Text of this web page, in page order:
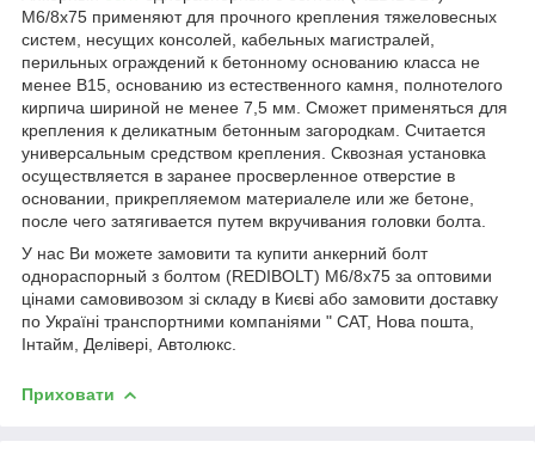
М6/8x75 применяют для прочного крепления тяжеловесных
систем, несущих консолей, кабельных магистралей,
перильных ограждений к бетонному основанию класса не
менее В15, основанию из естественного камня, полнотелого
кирпича шириной не менее 7,5 мм. Сможет применяться для
крепления к деликатным бетонным загородкам. Считается
универсальным средством крепления. Сквозная установка
осуществляется в заранее просверленное отверстие в
основании, прикрепляемом материалеле или же бетоне,
после чего затягивается путем вкручивания головки болта.
У нас Ви можете замовити та купити анкерний болт
однораспорный з болтом (REDIBOLT) М6/8x75 за оптовими
цінами самовивозом зі складу в Києві або замовити доставку
по Україні транспортними компаніями " САТ, Нова пошта,
Інтайм, Делівері, Автолюкс.
Приховати